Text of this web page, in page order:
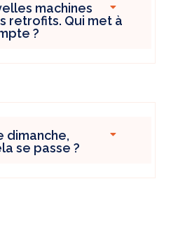
machines
retrofits. Qui met à
?
dimanche,
se passe ?